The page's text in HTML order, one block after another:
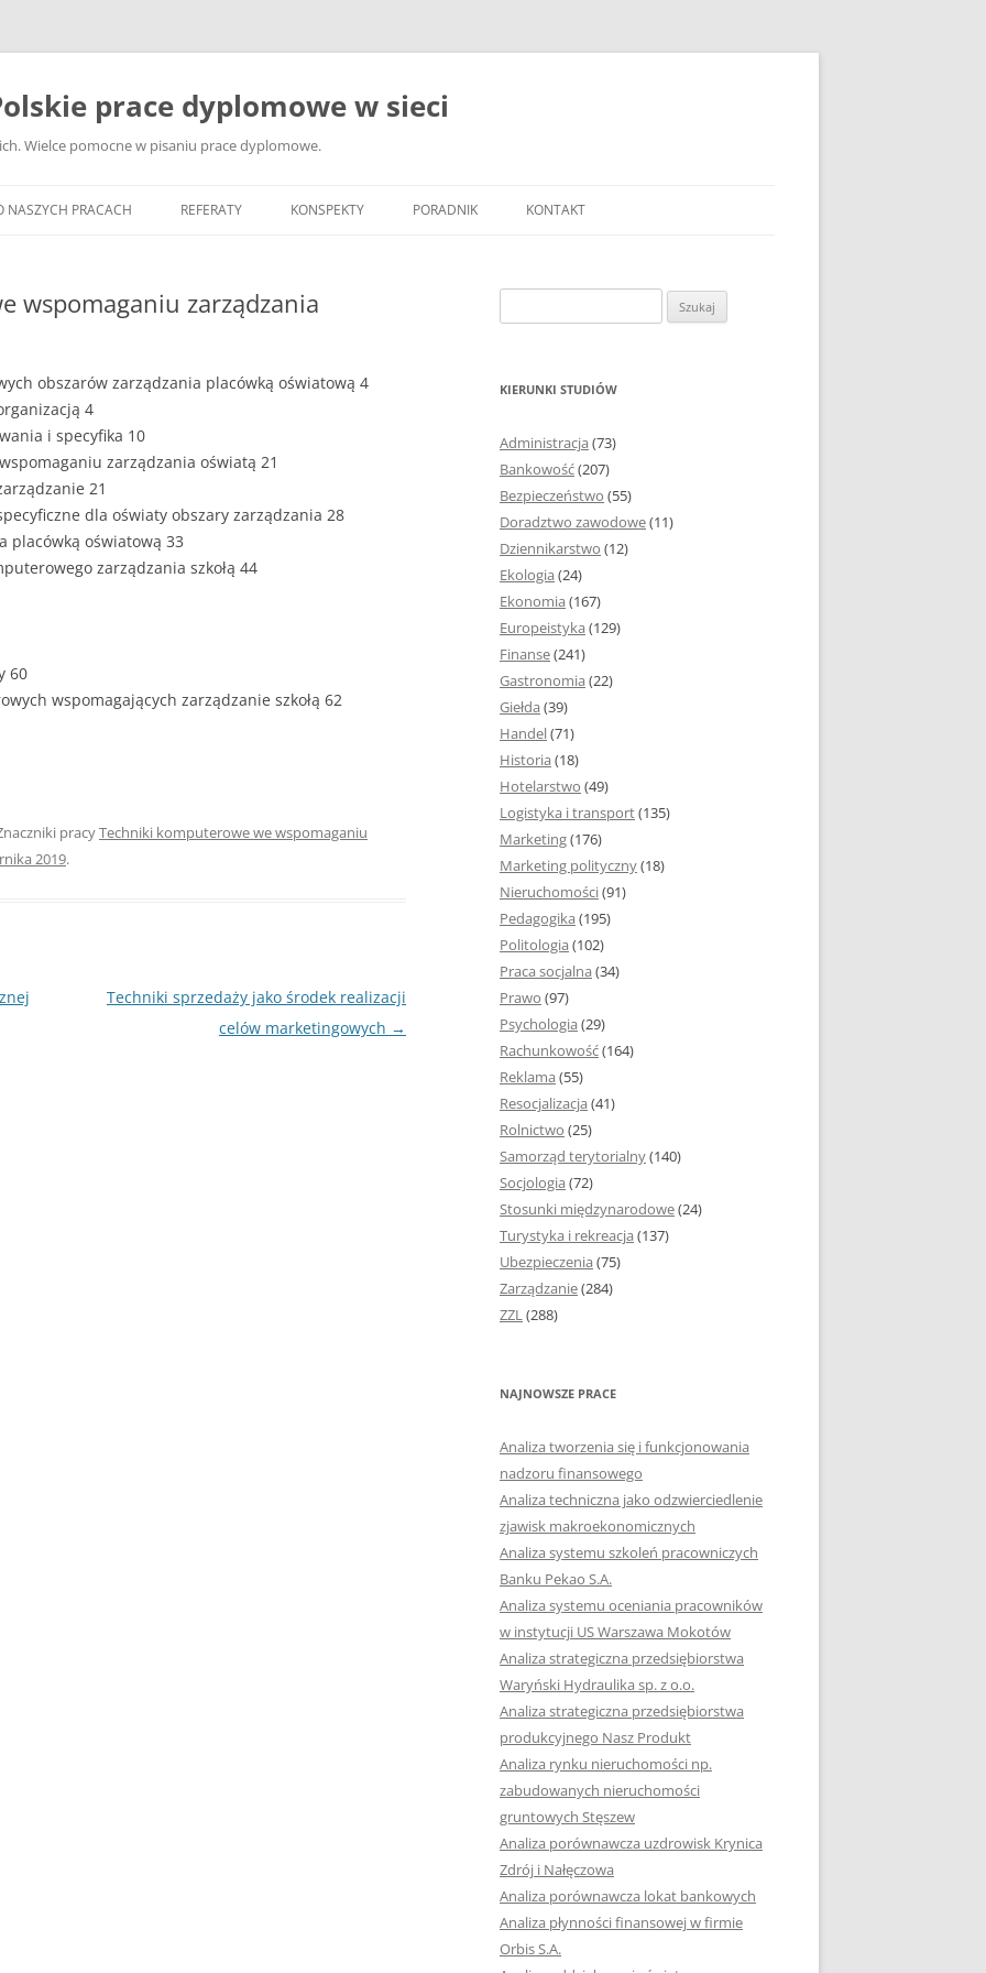
prace dyplomowe w sieci
Wielce pomocne w pisaniu prace dyplomowe.
NASZYCH PRACACH REFERATY KONSPEKTY PORADNIK
JAK ZBIERAĆ I OPRACOWYWAĆ
BIBLIOGRAFICZNYCH
ZAWARTOŚĆ I ROZMIAR PRACY
DYPLOMOWEJ
ESTETYKA PRACY DYPLOMOWEJ –
WYRÓŻNIENIA, NUMEROWANIE
CZCIONKA, MARGINESY I
WIELKOŚĆ STRON
STRUKTURA AKAPITU W PRACY
DYPLOMOWEJ
STYL PRACY DYPLOMOWEJ
SPIS TREŚCI W PRACY
DYPLOMOWEJ
WSTĘP PRACY DYPLOMOWEJ
ROZDZIAŁY I PODROZDZIAŁY
ZAKOŃCZENIE PRACY
DYPLOMOWEJ
BIBLIOGRAFIA
SPIS RYSUNKÓW, TABEL I
ZAŁĄCZNIKÓW
TABELE, RYSUNKI ORAZ WYKRESY
KSIĄŻKI, KTÓRE POMOGĄ CI
NAPISAĆ PRACĘ DYPLOMOWĄ
JAK PRZYGOTOWAĆ SIĘ DO
USTNEGO EGZAMINU
DYPLOMOWEGO?
HIPOTEZY W PRACACH
DYPLOMOWYCH
JAK PRZYGOTOWAĆ SIĘ DO
OBRONY PRACY DYPLOMOWEJ
KONTAKT
wspomaganiu zarządzania
obszarów zarządzania placówką oświatową 4
4
i specyfika 10
zarządzania oświatą 21
21
dla oświaty obszary zarządzania 28
placówką oświatową 33
zarządzania szkołą 44
60
wspomagających zarządzanie szkołą 62
pracyTechniki komputerowe we wspomaganiu
2019.
Techniki sprzedaży jako środek realizacji
celów marketingowych →
KIERUNKI STUDIÓW
Administracja (73)
Bankowość(207)
Bezpieczeństwo (55)
Doradztwo zawodowe(11)
Dziennikarstwo (12)
Ekologia (24)
Ekonomia (167)
Europeistyka (129)
Finanse(241)
Gastronomia (22)
Giełda (39)
Handel(71)
Historia (18)
Hotelarstwo (49)
Logistyka i transport(135)
Marketing(176)
Marketing polityczny(18)
Nieruchomości(91)
Pedagogika (195)
Politologia (102)
Praca socjalna (34)
Prawo (97)
Psychologia (29)
Rachunkowość(164)
Reklama (55)
Resocjalizacja (41)
Rolnictwo (25)
Samorząd terytorialny(140)
Socjologia (72)
Stosunki międzynarodowe(24)
Turystyka i rekreacja (137)
Ubezpieczenia (75)
Zarządzanie(284)
ZZL(288)
NAJNOWSZE PRACE
Analiza tworzenia się i funkcjonowania
nadzoru finansowego
Analiza techniczna jako odzwierciedlenie
zjawisk makroekonomicznych
Analiza systemu szkoleń pracowniczych
Banku Pekao S.A.
Analiza systemu oceniania pracowników
w instytucji US Warszawa Mokotów
Analiza strategiczna przedsiębiorstwa
Waryński Hydraulika sp. z o.o.
Analiza strategiczna przedsiębiorstwa
produkcyjnego Nasz Produkt
Analiza rynku nieruchomości np.
zabudowanych nieruchomości
gruntowych Stęszew
Analiza porównawcza uzdrowisk Krynica
Zdrój i Nałęczowa
Analiza porównawcza lokat bankowych
Analiza płynności finansowej w firmie
Orbis S.A.